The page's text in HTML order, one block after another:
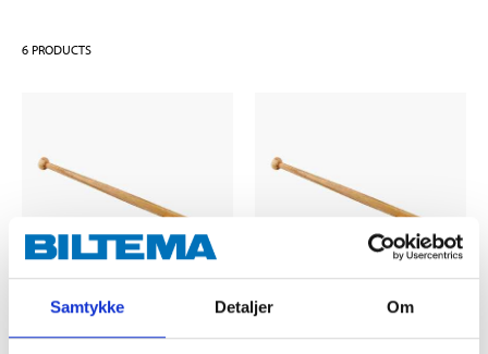
Samtykke Detaljer Om
6 PRODUCTS
269,- 199,-